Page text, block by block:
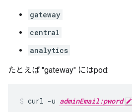
gateway
central
analytics
たとえば "gateway" にはpod:
curl -u adminEmail:pword